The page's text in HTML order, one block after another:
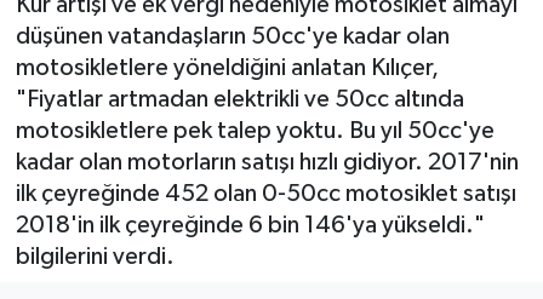
düşünen vatandaşların 50cc'ye kadar olan
motosikletlere yöneldiğini anlatan Kılıçer,
"Fiyatlar artmadan elektrikli ve 50cc altında
motosikletlere pek talep yoktu. Bu yıl 50cc'ye
kadar olan motorların satışı hızlı gidiyor. 2017'nin
ilk çeyreğinde 452 olan 0-50cc motosiklet satışı
2018'in ilk çeyreğinde 6 bin 146'ya yükseldi."
bilgilerini verdi.
Süper Lig Puan Durumu ve Fikstür
Tüm Manşetler
Son Dakika Haberleri
Haber Arşivi